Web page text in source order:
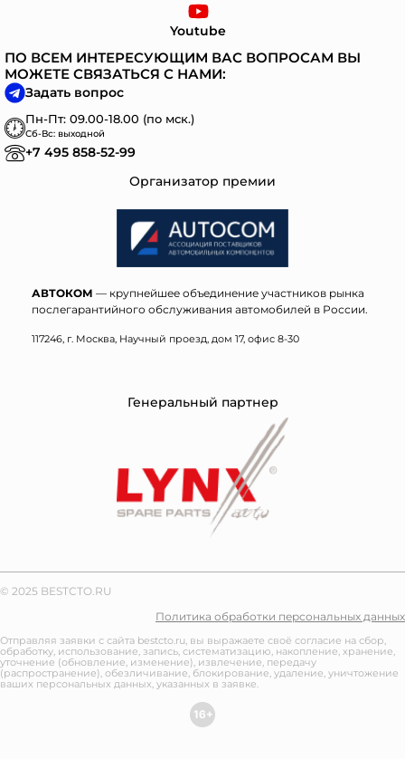
Youtube
ПО ВСЕМ ИНТЕРЕСУЮЩИМ ВАС ВОПРОСАМ ВЫ
МОЖЕТЕ СВЯЗАТЬСЯ С НАМИ:
Задать вопрос
Пн-Пт: 09.00-18.00 (по мск.)
Сб-Вс: выходной
+7 495 858-52-99
Организатор премии
АВТОКОМ — крупнейшее объединение участников рынка
послегарантийного обслуживания автомобилей в России.
117246, г. Москва, Научный проезд, дом 17, офис 8-30
Генеральный партнер
© 2025 BESTCTO.RU
Политика обработки персональных данных
Отправляя заявки с сайта bestcto.ru, вы выражаете своё согласие на сбор,
обработку, использование, запись, систематизацию, накопление, хранение,
уточнение (обновление, изменение), извлечение, передачу
(распространение), обезличивание, блокирование, удаление, уничтожение
ваших персональных данных, указанных в заявке.